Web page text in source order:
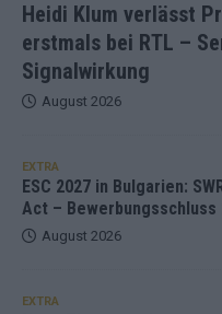
Heidi Klum verlässt
erstmals bei RTL –
Signalwirkung
August 2026
EXTRA
ESC 2027 in Bulgarien:
Act – Bewerbungsschluss
August 2026
EXTRA